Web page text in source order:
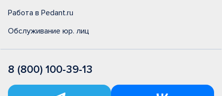
Работа в Pedant.ru
Обслуживание юр. лиц
8 (800) 100-39-13